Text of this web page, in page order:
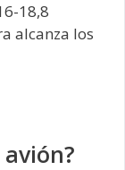
18,8
alcanza los